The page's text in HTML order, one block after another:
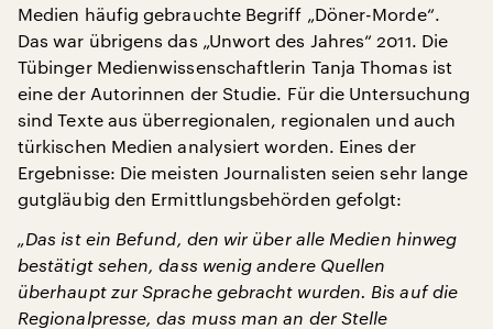
Medien häufig gebrauchte Begriff „Döner-Morde“.
Das war übrigens das „Unwort des Jahres“ 2011. Die
Tübinger Medienwissenschaftlerin Tanja Thomas ist
eine der Autorinnen der Studie. Für die Untersuchung
sind Texte aus überregionalen, regionalen und auch
türkischen Medien analysiert worden. Eines der
Ergebnisse: Die meisten Journalisten seien sehr lange
gutgläubig den Ermittlungsbehörden gefolgt:
„Das ist ein Befund, den wir über alle Medien hinweg
bestätigt sehen, dass wenig andere Quellen
überhaupt zur Sprache gebracht wurden. Bis auf die
Regionalpresse, das muss man an der Stelle